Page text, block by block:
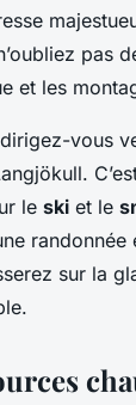
pas
et les
vous
le ski et le
sur la